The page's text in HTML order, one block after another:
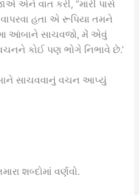
એને વાત કરી, “મારી પાસે
વાપરવા હતા એ રૂપિયા તમને
આ આંબાને સાચવજો, મેં એવું
કોઈ પણ ભોગે નિભાવે છે.’
સાચવવાનું વચન આપ્યું
શબ્દોમાં વર્ણવો.